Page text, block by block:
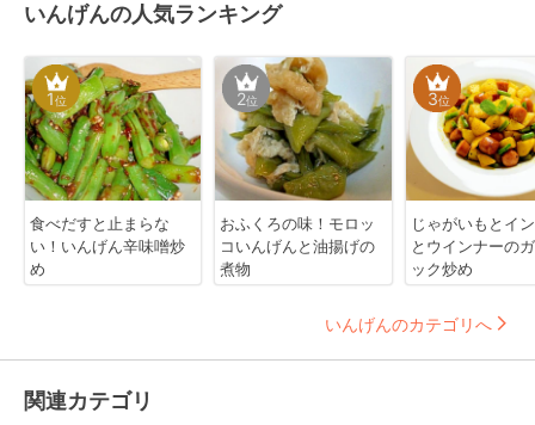
いんげんの人気ランキング
1位
食べだすと止まらな
い！いんげん辛味噌炒
め
2位
おふくろの味！モロッ
コいんげんと油揚げの
煮物
3位
じゃがいもとイ
とウインナーの
ック炒め
いんげんのカテゴリへ
関連カテゴリ